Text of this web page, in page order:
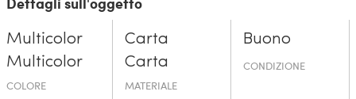
Multicolor
Multicolor
COLORE
Carta
Carta
MATERIALE
Buono
CONDIZIONE